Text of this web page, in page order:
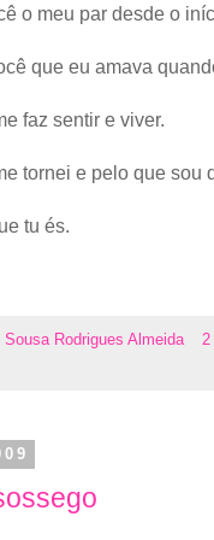
o meu par desde o
que eu amava
faz sentir e viver.
tornei e pelo que sou
tu és.
Sousa Rodrigues Almeida